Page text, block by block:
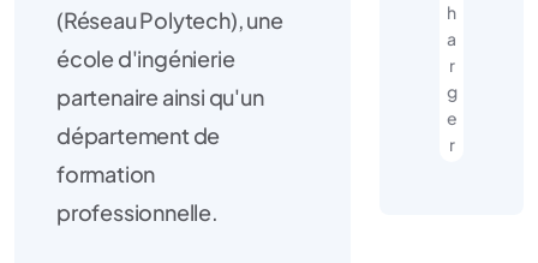
(Réseau Polytech), une
école d'ingénierie
partenaire ainsi qu'un
département de
formation
professionnelle.
h
a
r
g
e
r